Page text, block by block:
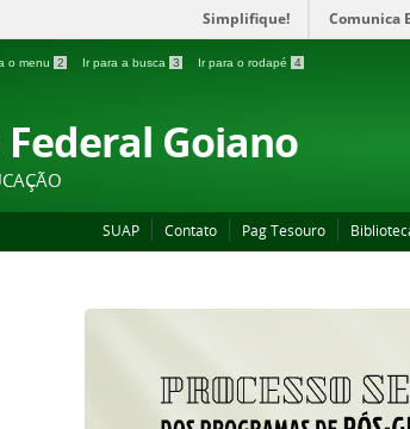
Simplifique! Comunica
o menu 2 Ir para a busca 3 Ir para o rodapé 4
Goiano
SUAP Contato Pag Tesouro